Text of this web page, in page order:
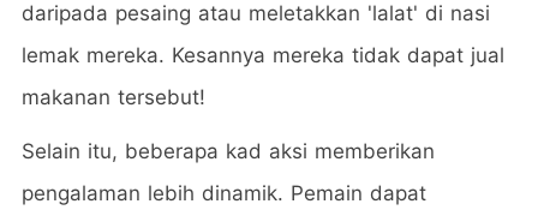
daripada pesaing atau meletakkan 'lalat' di nasi
lemak mereka. Kesannya mereka tidak dapat jual
makanan tersebut!
Selain itu, beberapa kad aksi memberikan
pengalaman lebih dinamik. Pemain dapat